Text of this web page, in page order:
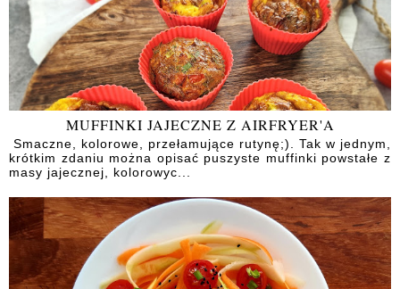
MUFFINKI JAJECZNE Z AIRFRYER'A
Smaczne, kolorowe, przełamujące rutynę;). Tak w jednym,
krótkim zdaniu można opisać puszyste muffinki powstałe z
masy jajecznej, kolorowyc...